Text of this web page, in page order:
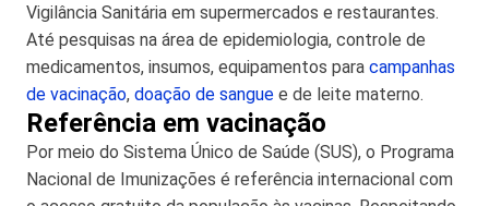
Vigilância Sanitária em supermercados e restaurantes.
Até pesquisas na área de epidemiologia, controle de
medicamentos, insumos, equipamentos para campanhas
de vacinação, doação de sangue e de leite materno.
Referência em vacinação
Por meio do Sistema Único de Saúde (SUS), o Programa
Nacional de Imunizações é referência internacional com